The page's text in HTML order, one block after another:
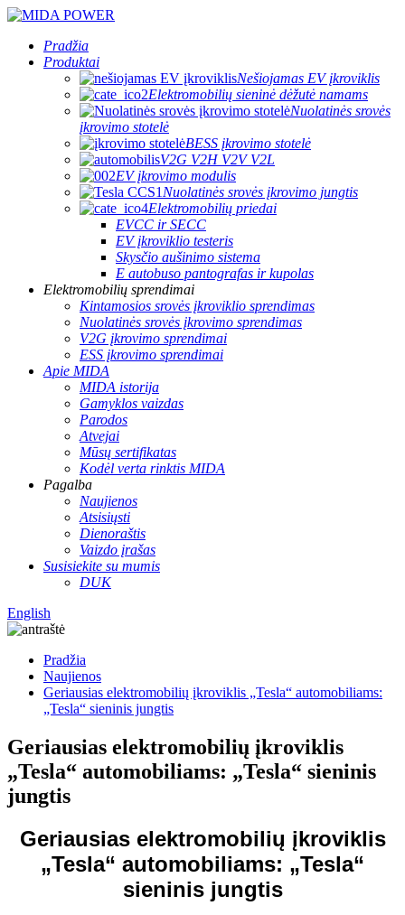
Pradžia
Produktai
Nešiojamas EV įkroviklis
Elektromobilių sieninė dėžutė namams
Nuolatinės srovės
įkrovimo stotelė
BESS įkrovimo stotelė
V2G V2H V2V V2L
EV įkrovimo modulis
Nuolatinės srovės įkrovimo jungtis
Elektromobilių priedai
EVCC ir SECC
EV įkroviklio testeris
Skysčio aušinimo sistema
E autobuso pantografas ir kupolas
Elektromobilių sprendimai
Kintamosios srovės įkroviklio sprendimas
Nuolatinės srovės įkrovimo sprendimas
V2G įkrovimo sprendimai
ESS įkrovimo sprendimai
Apie MIDA
MIDA istorija
Gamyklos vaizdas
Parodos
Atvejai
Mūsų sertifikatas
Kodėl verta rinktis MIDA
Pagalba
Naujienos
Atsisiųsti
Dienoraštis
Vaizdo įrašas
Susisiekite su mumis
DUK
English
Pradžia
Naujienos
Geriausias elektromobilių įkroviklis „Tesla“ automobiliams:
„Tesla“ sieninis jungtis
Geriausias elektromobilių įkroviklis
„Tesla“ automobiliams: „Tesla“ sieninis
jungtis
Geriausias elektromobilių įkroviklis
„Tesla“ automobiliams: „Tesla“
sieninis jungtis